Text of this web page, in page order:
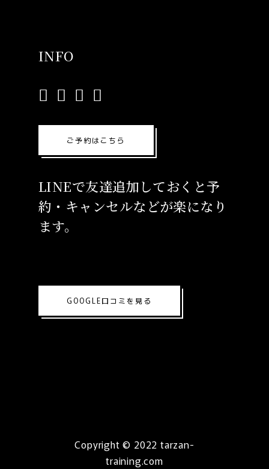
INFO
ご予約はこちら
LINEで友達追加しておくと予
約・キャンセルなどが楽になり
ます。
GOOGLE口コミを見る
Copyright © 2022 tarzan-
training.com